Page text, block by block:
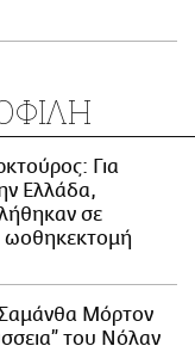
Για
Ελλάδα,
σε
ωοθηκεκτομή
Μόρτον
του Νόλαν